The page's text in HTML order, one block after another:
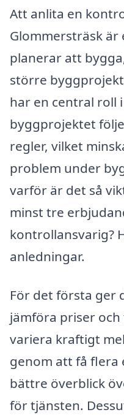
Att anlita en
Glommersträsk
planerar att
större
har en central roll
byggprojektet
regler, vilket
problem under
varför är det så
minst tre
kontrollansvarig?
anledningar.
För det första ger
jämföra priser
variera kraftigt
genom att få flera
bättre överblick
för tjänsten.